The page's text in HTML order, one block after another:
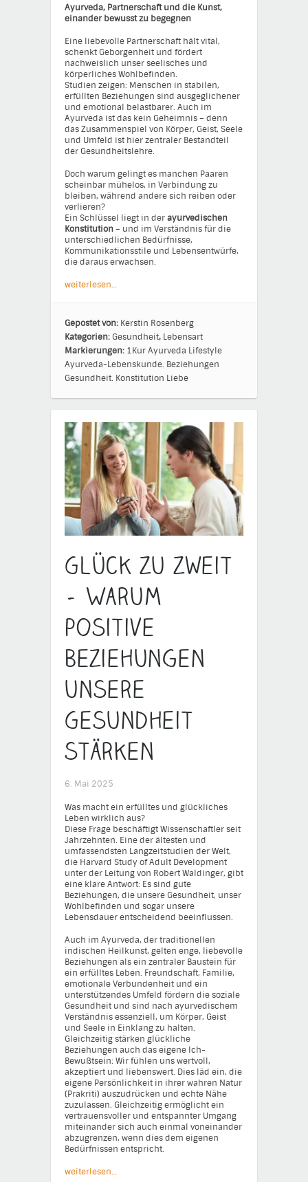
Ayurveda, Partnerschaft und die Kunst,
einander bewusst zu begegnen
Eine liebevolle Partnerschaft hält vital,
schenkt Geborgenheit und fördert
nachweislich unser seelisches und
körperliches Wohlbefinden.
Studien zeigen: Menschen in stabilen,
erfüllten Beziehungen sind ausgeglichener
und emotional belastbarer. Auch im
Ayurveda ist das kein Geheimnis – denn
das Zusammenspiel von Körper, Geist, Seele
und Umfeld ist hier zentraler Bestandteil
der Gesundheitslehre.
Doch warum gelingt es manchen Paaren
scheinbar mühelos, in Verbindung zu
bleiben, während andere sich reiben oder
verlieren?
Ein Schlüssel liegt in derayurvedischen
Konstitution– und im Verständnis für die
unterschiedlichen Bedürfnisse,
Kommunikationsstile und Lebensentwürfe,
die daraus erwachsen.
weiterlesen…
Gepostet von: Kerstin Rosenberg
Kategorien: Gesundheit, Lebensart
Markierungen: 1KurAyurveda Lifestyle
Ayurveda-Lebenskunde. Beziehungen
Gesundheit. Konstitution Liebe
Glück zu zweit
– Warum
positive
Beziehungen
unsere
Gesundheit
stärken
6. Mai 2025
Was macht ein erfülltes und glückliches
Leben wirklich aus?
Diese Frage beschäftigt Wissenschaftler seit
Jahrzehnten. Eine der ältesten und
umfassendsten Langzeitstudien der Welt,
die Harvard Study of Adult Development
unter der Leitung von Robert Waldinger, gibt
eine klare Antwort: Es sind gute
Beziehungen, die unsere Gesundheit, unser
Wohlbefinden und sogar unsere
Lebensdauer entscheidend beeinflussen.
Auch im Ayurveda, der traditionellen
indischen Heilkunst, gelten enge, liebevolle
Beziehungen als ein zentraler Baustein für
ein erfülltes Leben. Freundschaft, Familie,
emotionale Verbundenheit und ein
unterstützendes Umfeld fördern die soziale
Gesundheit und sind nach ayurvedischem
Verständnis essenziell, um Körper, Geist
und Seele in Einklang zu halten.
Gleichzeitig stärken glückliche
Beziehungen auch das eigene Ich-
Bewußtsein: Wir fühlen uns wertvoll,
akzeptiert und liebenswert. Dies läd ein, die
eigene Persönlichkeit in ihrer wahren Natur
(Prakriti) auszudrücken und echte Nähe
zuzulassen. Gleichzeitig ermöglicht ein
vertrauensvoller und entspannter Umgang
miteinander sich auch einmal voneinander
abzugrenzen, wenn dies dem eigenen
Bedürfnissen entspricht.
weiterlesen…